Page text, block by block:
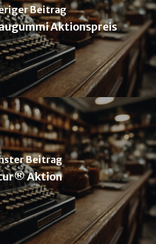
Beitrag
Aktionspreis
Beitrag
Aktion